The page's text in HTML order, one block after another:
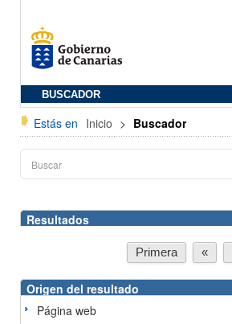
BUSCADOR
Estás en Inicio > Buscador
Resultados
Primera «
Origen del resultado
Página web